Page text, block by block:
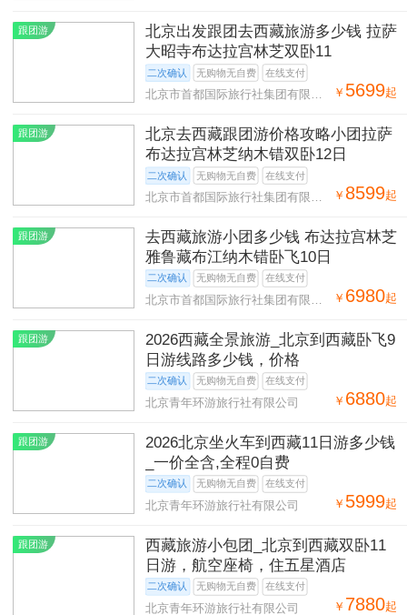
跟团游
北京出发跟团去西藏旅游多少钱 拉萨
大昭寺布达拉宫林芝双卧11
二次确认 无购物无自费 在线支付
￥ 5699起
北京市首都国际旅行社集团有限公
跟团游
北京去西藏跟团游价格攻略小团拉萨
布达拉宫林芝纳木错双卧12日
二次确认 无购物无自费 在线支付
￥ 8599起
北京市首都国际旅行社集团有限公
跟团游
去西藏旅游小团多少钱 布达拉宫林芝
雅鲁藏布江纳木错卧飞10日
二次确认 无购物无自费 在线支付
￥ 6980起
北京市首都国际旅行社集团有限公
跟团游
2026西藏全景旅游_北京到西藏卧飞9
日游线路多少钱，价格
二次确认 无购物无自费 在线支付
￥ 6880起
北京青年环游旅行社有限公司
跟团游
2026北京坐火车到西藏11日游多少钱
_一价全含,全程0自费
二次确认 无购物无自费 在线支付
￥ 5999起
北京青年环游旅行社有限公司
跟团游
西藏旅游小包团_北京到西藏双卧11
日游，航空座椅，住五星酒店
二次确认 无购物无自费 在线支付
￥ 7880起
北京青年环游旅行社有限公司